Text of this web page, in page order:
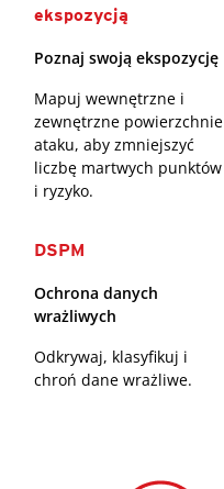
ekspozycją
Poznaj swoją ekspozycję
Mapuj wewnętrzne i
zewnętrzne powierzchnie
ataku, aby zmniejszyć
liczbę martwych punktów
i ryzyko.
DSPM
Ochrona danych
wrażliwych
Odkrywaj, klasyfikuj i
chroń dane wrażliwe.